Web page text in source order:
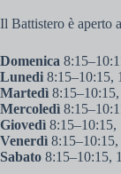
Il Battistero è aperto
Domenica
Lunedi 8:15–10:15,
Martedì
Mercoledì
Giovedì 8:15–10:15,
Venerdì
Sabato 8:15–10:15,